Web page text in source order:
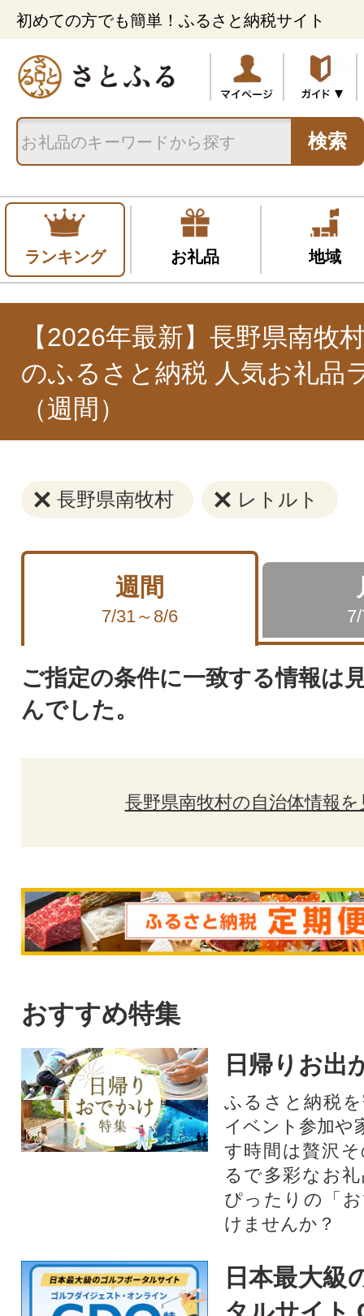
初めての方でも簡単！ふるさと納税サイト
検索
ランキング お礼品 地域
【2026年最新】長野県南牧
のふるさと納税 人気お礼品
（週間）
長野県南牧村 レトルト
週間
7/31～8/6
ご指定の条件に一致する情報は
んでした。
長野県南牧村の自治体情報を
おすすめ特集
日帰りお出
ふるさと納税
イベント参加や
す時間は贅沢
るで多彩なお
ぴったりの「
けませんか？
日本最大級